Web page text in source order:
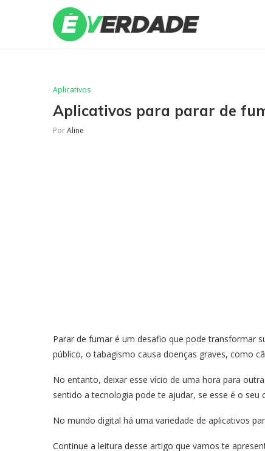
Aplicativos
Aplicativos para parar de
PorAline
Parar de fumar é um desafio que pode transformar
público, o tabagismo causa doenças graves, como
No entanto, deixar esse vício de uma hora para
sentido a tecnologia pode te ajudar, se esse é o seu
No mundo digital há uma variedade de aplicativos
Continue a leitura desse artigo que vamos te